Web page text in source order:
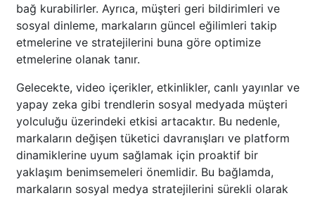
bağ kurabilirler. Ayrıca, müşteri geri bildirimleri ve
sosyal dinleme, markaların güncel eğilimleri takip
etmelerine ve stratejilerini buna göre optimize
etmelerine olanak tanır.
Gelecekte, video içerikler, etkinlikler, canlı yayınlar ve
yapay zeka gibi trendlerin sosyal medyada müşteri
yolculuğu üzerindeki etkisi artacaktır. Bu nedenle,
markaların değişen tüketici davranışları ve platform
dinamiklerine uyum sağlamak için proaktif bir
yaklaşım benimsemeleri önemlidir. Bu bağlamda,
markaların sosyal medya stratejilerini sürekli olarak